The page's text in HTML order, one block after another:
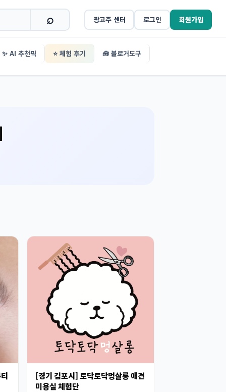
광고주 센터 로그인 회원가입
✨ AI 추천픽 ⭐ 체험 후기 🧰 블로거도구
[경기 김포시] 토닥토닥멍살롱 애견
미용실 체험단